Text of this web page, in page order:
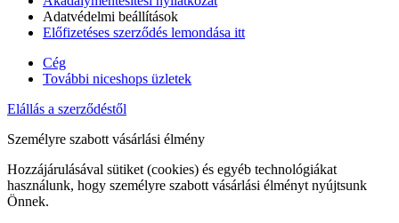
Adatvédelmi beállítások
Előfizetéses szerződés lemondása itt
Cég
További niceshops üzletek
Elállás a szerződéstől
Személyre szabott vásárlási élmény
Hozzájárulásával sütiket (cookies) és egyéb technológiákat
használunk, hogy személyre szabott vásárlási élményt nyújtsunk
Önnek.